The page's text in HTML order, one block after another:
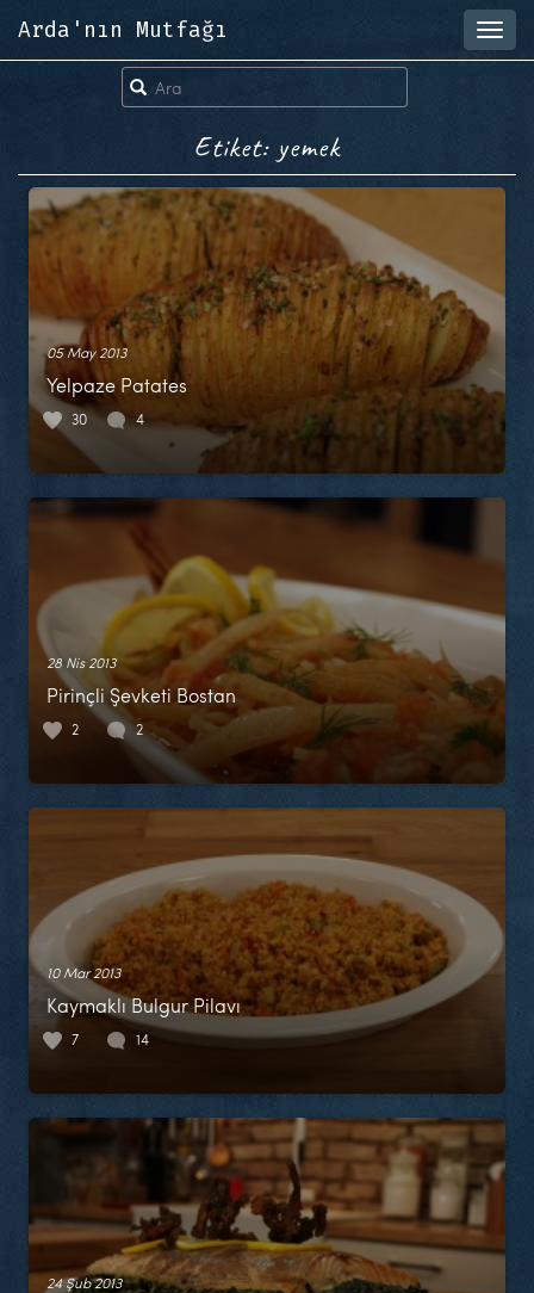
Arda'nın Mutfağı
Etiket: yemek
05 May 2013
Yelpaze Patates
30 4
28 Nis 2013
Pirinçli Şevketi Bostan
2 2
10 Mar 2013
Kaymaklı Bulgur Pilavı
7 14
24 Şub 2013